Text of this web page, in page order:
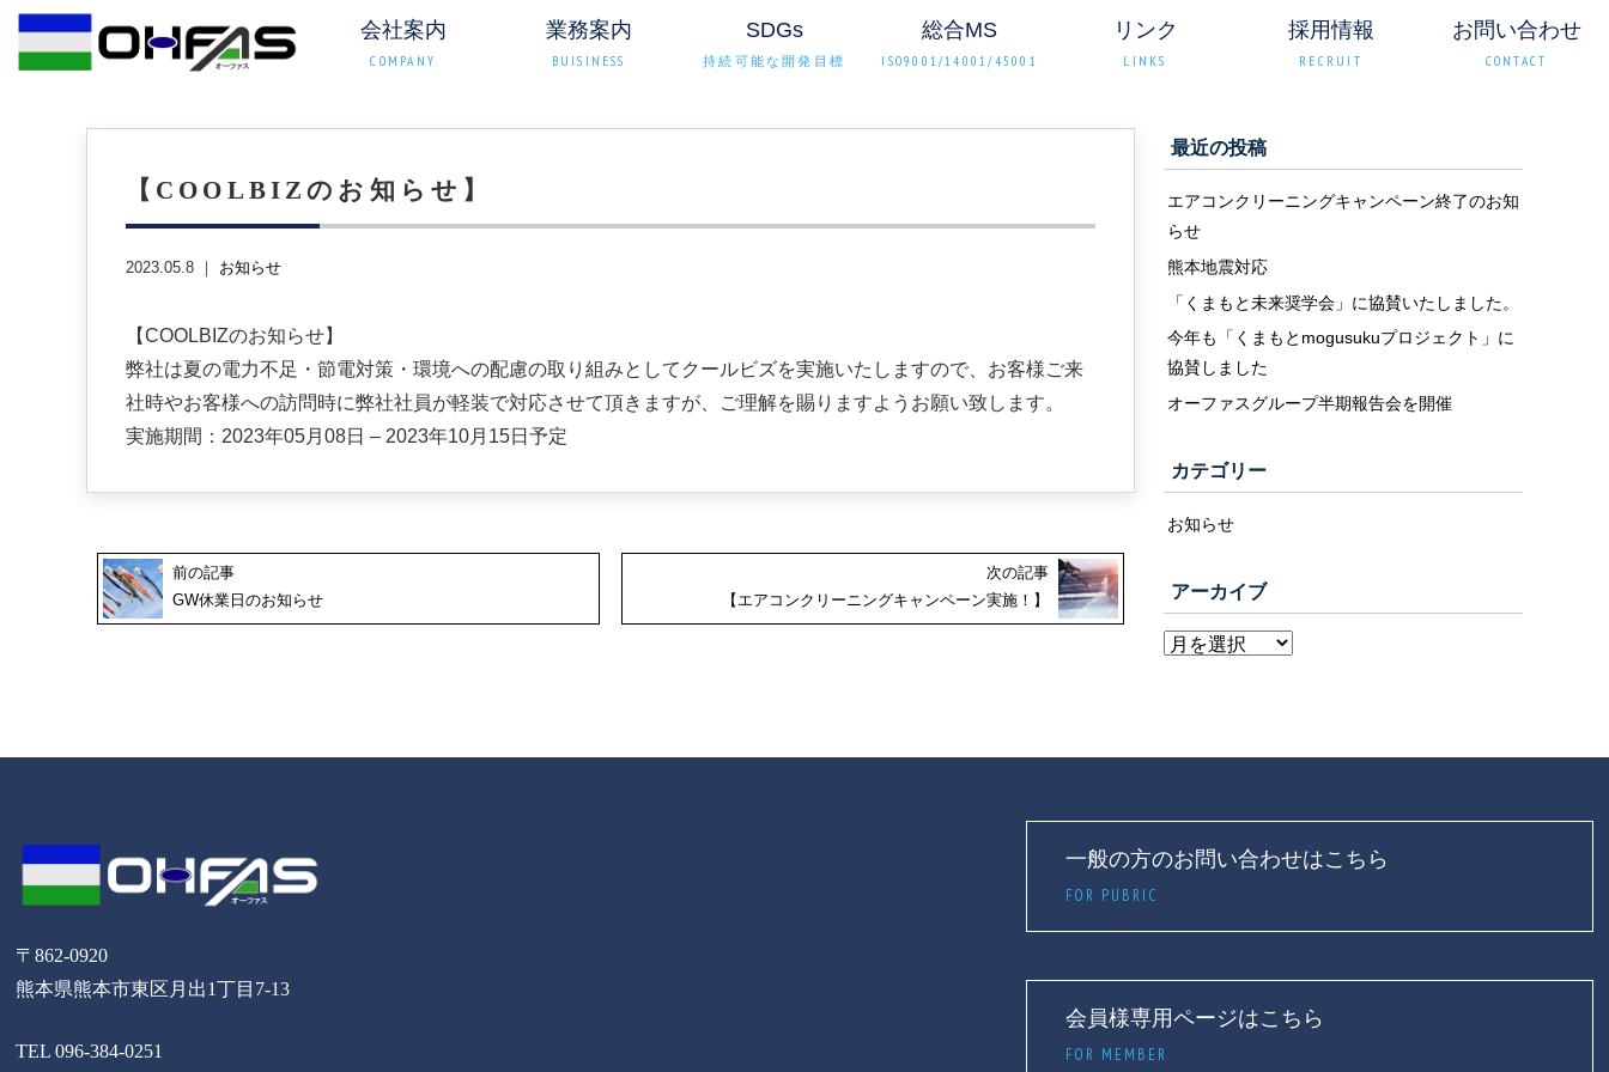
会社案内
COMPANY
業務案内
BUISINESS
SDGs
持続可能な開発目標
総合MS
ISO9001/14001/45001
リンク
LINKS
採用情報
RECRUIT
お問い合わせ
CONTACT
【COOLBIZのお知らせ】
2023.05.8 ｜ お知らせ
【COOLBIZのお知らせ】
弊社は夏の電力不足・節電対策・環境への配慮の取り組みとしてクールビズを実施いたしますので、お客様ご来
社時やお客様への訪問時に弊社社員が軽装で対応させて頂きますが、ご理解を賜りますようお願い致します。
実施期間：2023年05月08日 – 2023年10月15日予定
前の記事
GW休業日のお知らせ
次の記事
【エアコンクリーニングキャンペーン実施！】
最近の投稿
エアコンクリーニングキャンペーン終了のお知
らせ
熊本地震対応
「くまもと未来奨学会」に協賛いたしました。
今年も「くまもとmogusukuプロジェクト」に
協賛しました
オーファスグループ半期報告会を開催
カテゴリー
お知らせ
アーカイブ
〒862-0920
熊本県熊本市東区月出1丁目7-13
TEL 096-384-0251
一般の方のお問い合わせはこちら
FOR PUBRIC
会員様専用ページはこちら
FOR MEMBER